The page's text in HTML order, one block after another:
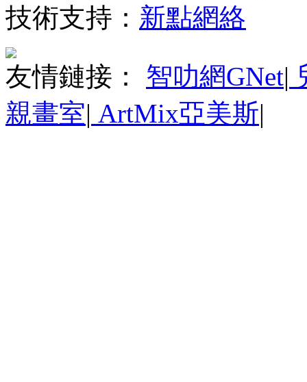
技術支持： 新點網絡
友情鏈接： 智叻網GNet|
親畫室| ArtMix亞美斯|